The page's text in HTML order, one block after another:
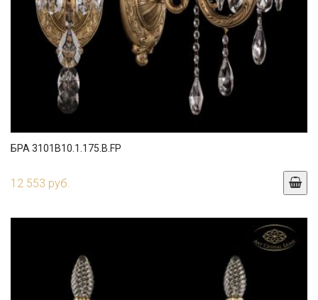
БРА 3101B10.1.175.B.FP
12 553 руб.